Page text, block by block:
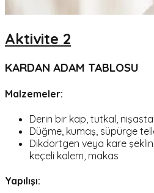
Aktivite 2
KARDAN ADAM TABLOSU
Malzemeler:
Derin bir kap, tutkal,
Düğme, kumaş, süpürge
Dikdörtgen veya kare
keçeli kalem, makas
Yapılışı: